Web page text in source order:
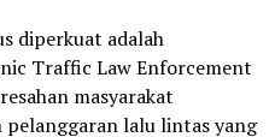
diperkuat adalah
Traffic Law Enforcement
masyarakat
lalu lintas yang